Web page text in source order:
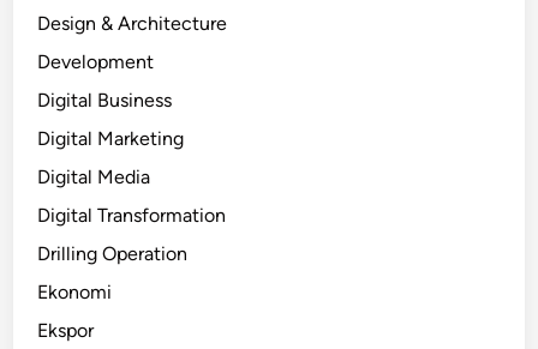
Design & Architecture
Development
Digital Business
Digital Marketing
Digital Media
Digital Transformation
Drilling Operation
Ekonomi
Ekspor